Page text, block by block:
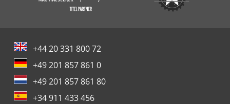
+44 20 331 800 72
+49 201 857 861 0
+49 201 857 861 80
+34 911 433 456